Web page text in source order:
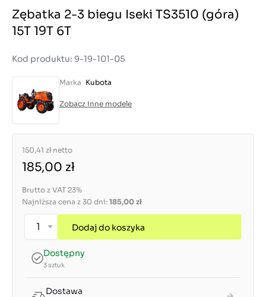
Zębatka 2-3 biegu Iseki TS3510 (góra)
15T 19T 6T
Kod produktu: 9-19-101-05
Marka Kubota
Zobacz inne modele
150,41 zł netto
185,00 zł
Brutto z VAT 23%
Najniższa cena z 30 dni: 185,00 zł
Dodaj do koszyka
Dostępny
3 sztuk
Dostawa